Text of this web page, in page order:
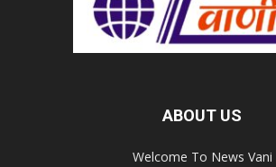
ABOUT US
Welcome To News Vani